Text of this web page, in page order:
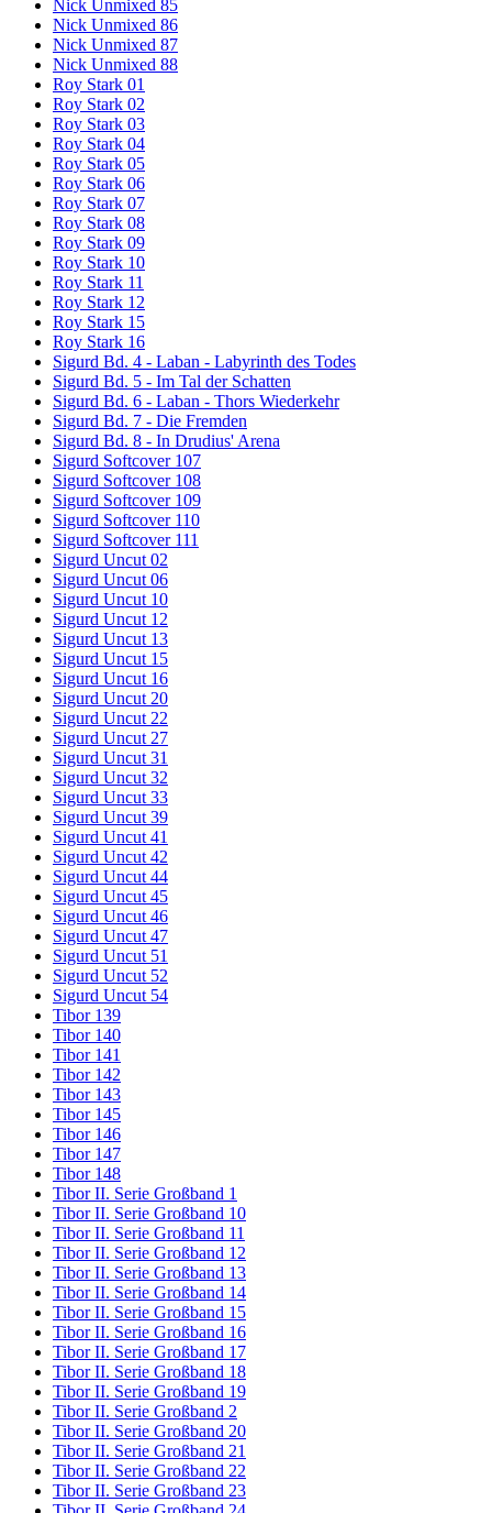
Nick Unmixed 85
Nick Unmixed 86
Nick Unmixed 87
Nick Unmixed 88
Roy Stark 01
Roy Stark 02
Roy Stark 03
Roy Stark 04
Roy Stark 05
Roy Stark 06
Roy Stark 07
Roy Stark 08
Roy Stark 09
Roy Stark 10
Roy Stark 11
Roy Stark 12
Roy Stark 15
Roy Stark 16
Sigurd Bd. 4 - Laban - Labyrinth des Todes
Sigurd Bd. 5 - Im Tal der Schatten
Sigurd Bd. 6 - Laban - Thors Wiederkehr
Sigurd Bd. 7 - Die Fremden
Sigurd Bd. 8 - In Drudius' Arena
Sigurd Softcover 107
Sigurd Softcover 108
Sigurd Softcover 109
Sigurd Softcover 110
Sigurd Softcover 111
Sigurd Uncut 02
Sigurd Uncut 06
Sigurd Uncut 10
Sigurd Uncut 12
Sigurd Uncut 13
Sigurd Uncut 15
Sigurd Uncut 16
Sigurd Uncut 20
Sigurd Uncut 22
Sigurd Uncut 27
Sigurd Uncut 31
Sigurd Uncut 32
Sigurd Uncut 33
Sigurd Uncut 39
Sigurd Uncut 41
Sigurd Uncut 42
Sigurd Uncut 44
Sigurd Uncut 45
Sigurd Uncut 46
Sigurd Uncut 47
Sigurd Uncut 51
Sigurd Uncut 52
Sigurd Uncut 54
Tibor 139
Tibor 140
Tibor 141
Tibor 142
Tibor 143
Tibor 145
Tibor 146
Tibor 147
Tibor 148
Tibor II. Serie Großband 1
Tibor II. Serie Großband 10
Tibor II. Serie Großband 11
Tibor II. Serie Großband 12
Tibor II. Serie Großband 13
Tibor II. Serie Großband 14
Tibor II. Serie Großband 15
Tibor II. Serie Großband 16
Tibor II. Serie Großband 17
Tibor II. Serie Großband 18
Tibor II. Serie Großband 19
Tibor II. Serie Großband 2
Tibor II. Serie Großband 20
Tibor II. Serie Großband 21
Tibor II. Serie Großband 22
Tibor II. Serie Großband 23